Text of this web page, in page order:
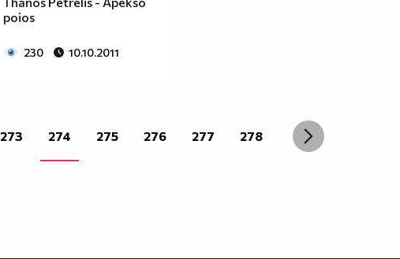
poios
230 10.10.2011
273 274 275 276 277 278